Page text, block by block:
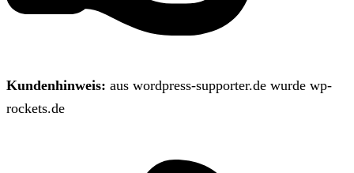
Kundenhinweis: aus wordpress-supporter.de wurde wp-
rockets.de